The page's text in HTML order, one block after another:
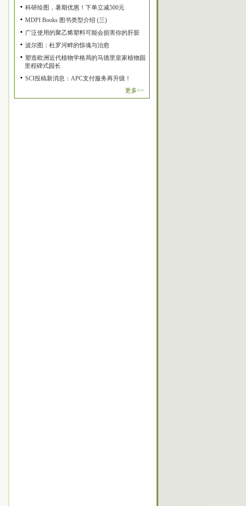
科研绘图，暑期优惠！下单立减500元
MDPI Books 图书类型介绍 (三)
广泛使用的聚乙烯塑料可能会损害你的肝脏
波尔图：杜罗河畔的惊魂与治愈
塑造欧洲近代植物学格局的马德里皇家植物园
里程碑式园长
SCI投稿新消息：APC支付服务再升级！
更多>>